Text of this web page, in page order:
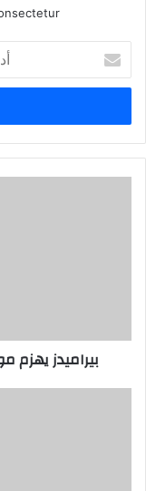
بريدك
الإلكتروني
بيراميدز يهزم